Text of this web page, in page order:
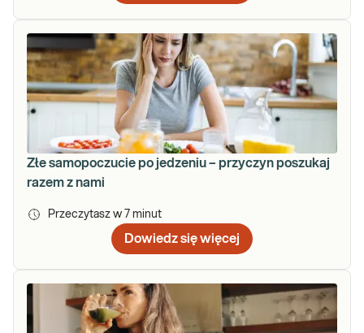
Złe samopoczucie po jedzeniu – przyczyn poszukaj
razem z nami
Przeczytasz w 7 minut
Dowiedz się więcej